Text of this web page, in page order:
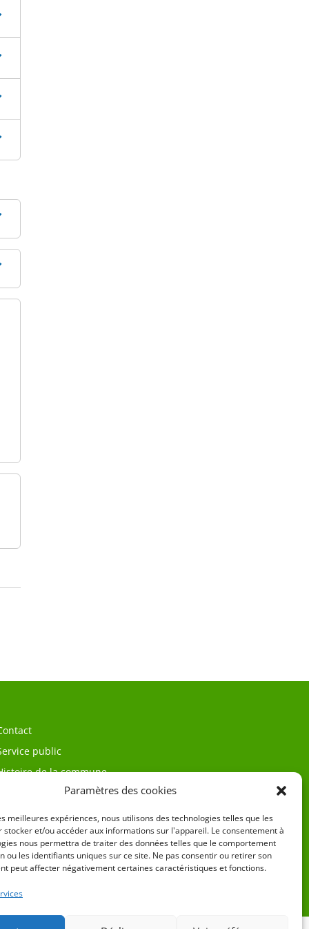
Paramètres des cookies
meilleures expériences, nous utilisons des technologies telles que les
stocker et/ou accéder aux informations sur l'appareil. Le consentement à
nous permettra de traiter des données telles que le comportement
ou les identifiants uniques sur ce site. Ne pas consentir ou retirer son
peut affecter négativement certaines caractéristiques et fonctions.
public
de la commune